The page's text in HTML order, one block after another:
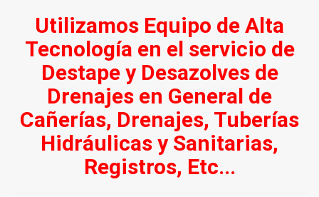
Utilizamos Equipo de Alta
Tecnología en el servicio de
Destape y Desazolves de
Drenajes en General de
Cañerías, Drenajes, Tuberías
Hidráulicas y Sanitarias,
Registros, Etc...